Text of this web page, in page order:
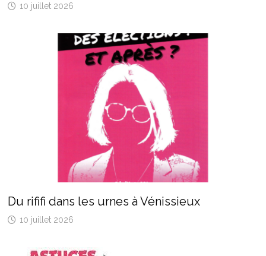
10 juillet 2026
Du rififi dans les urnes à Vénissieux
10 juillet 2026